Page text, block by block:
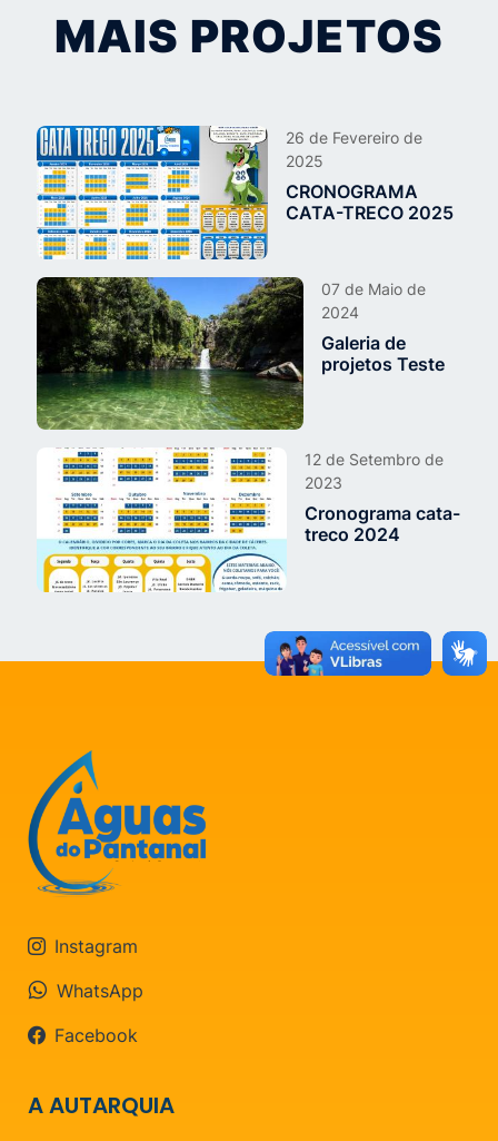
MAIS PROJETOS
26 de Fevereiro de
2025
CRONOGRAMA
CATA-TRECO 2025
07 de Maio de
2024
Galeria de
projetos Teste
12 de Setembro de
2023
Cronograma cata-
treco 2024
Instagram
Facebook
WhatsApp
A AUTARQUIA